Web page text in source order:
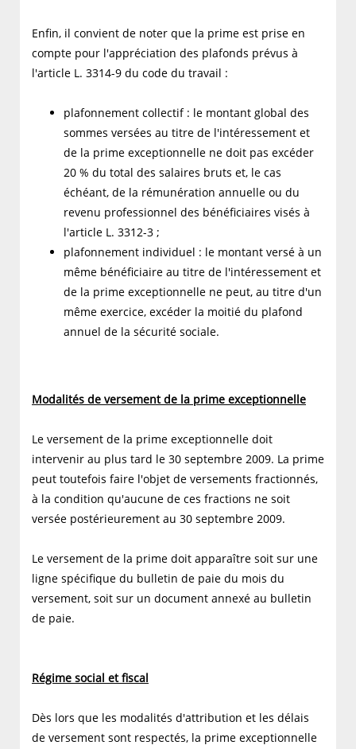
Enfin, il convient de noter que la prime est prise en
compte pour l'appréciation des plafonds prévus à
l'article L. 3314-9 du code du travail :
plafonnement collectif : le montant global des
sommes versées au titre de l'intéressement et
de la prime exceptionnelle ne doit pas excéder
20 % du total des salaires bruts et, le cas
échéant, de la rémunération annuelle ou du
revenu professionnel des bénéficiaires visés à
l'article L. 3312-3 ;
plafonnement individuel : le montant versé à un
même bénéficiaire au titre de l'intéressement et
de la prime exceptionnelle ne peut, au titre d'un
même exercice, excéder la moitié du plafond
annuel de la sécurité sociale.
Modalités de versement de la prime exceptionnelle
Le versement de la prime exceptionnelle doit
intervenir au plus tard le 30 septembre 2009. La prime
peut toutefois faire l'objet de versements fractionnés,
à la condition qu'aucune de ces fractions ne soit
versée postérieurement au 30 septembre 2009.
Le versement de la prime doit apparaître soit sur une
ligne spécifique du bulletin de paie du mois du
versement, soit sur un document annexé au bulletin
de paie.
Régime social et fiscal
Dès lors que les modalités d'attribution et les délais
de versement sont respectés, la prime exceptionnelle